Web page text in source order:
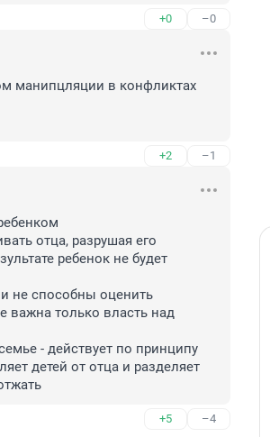
+0 –0
манипцляции в конфликтах
+2 –1
отца, разрушая его
ребенок не будет
не способны оценить
важна только власть над
- действует по принципу
детей от отца и разделяет
+5 –4